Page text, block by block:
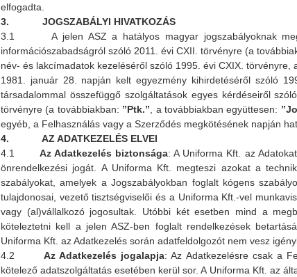
elfogadta.
3. JOGSZABÁLYI HIVATKOZÁS
3.1 A jelen ASZ a hatályos magyar jogszabályoknak
információszabadságról szóló 2011. évi CXII. törvényre (a
név- és lakcímadatok kezeléséről szóló 1995. évi CXIX.
1981. január 28. napján kelt egyezmény kihirdetéséről szóló
társadalommal összefüggő szolgáltatások egyes kérdéseiről
törvényre (a továbbiakban: ”Ptk.” , a továbbiakban együttesen:
egyéb, a Felhasználás vagy a Szerződés megkötésének napján
4. AZ ADATKEZELÉS ELVEI
4.1 Az Adatkezelés biztonsága: A Uniforma Kft. az
önrendelkezési jogát. A Uniforma Kft. megteszi azokat a
szabályokat, amelyek a Jogszabályokban foglalt kógens
tulajdonosai, vezető tisztségviselői és a Uniforma Kft.-vel
vagy (al)vállalkozó jogosultak. Utóbbi két esetben mind a
köteleztetni kell a jelen ASZ-ben foglalt rendelkezések
Uniforma Kft. az Adatkezelés során adatfeldolgozót nem vesz
4.2Az Adatkezelés jogalapja: Az Adatkezelésre csak a
kötelező adatszolgáltatás esetében kerül sor. A Uniforma Kft. az